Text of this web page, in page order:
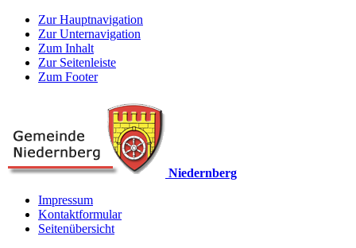
Zur Hauptnavigation
Zur Unternavigation
Zum Inhalt
Zur Seitenleiste
Zum Footer
Niedernberg
Impressum
Kontaktformular
Seitenübersicht